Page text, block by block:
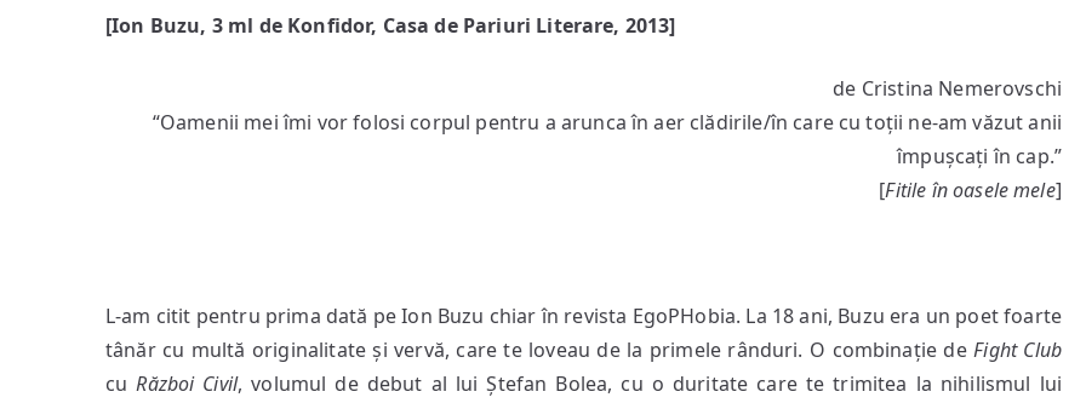
atunci
[Ion Buzu, 3 ml de Konfidor, Casa de Pariuri Literare, 2013]
de Cristina Nemerovschi
“Oamenii mei îmi vor folosi corpul pentru a arunca în aer clădirile/în care cu toții ne‑am văzut anii
împușcați în cap.”
[Fitile în oasele mele]
L-am citit pentru prima dată pe Ion Buzu chiar în revista EgoPHobia. La 18 ani, Buzu era un poet foarte
tânăr cu multă originalitate și vervă, care te loveau de la primele rânduri. O combinație deFight Club
cuRăzboi Civil, volumul de debut al lui Ștefan Bolea, cu o duritate care te trimitea la nihilismul lui